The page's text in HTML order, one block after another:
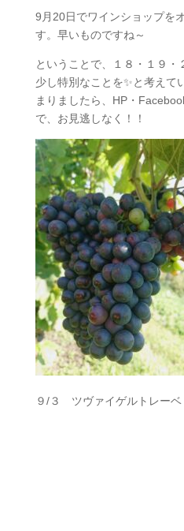
9月20日でワインショップを
す。早いものですね～
ということで、１８・１９・
少し特別なことを✨と考えて
まりましたら、HP・
で、お見逃しなく！！
９/３ ツヴァイゲルトレーベ